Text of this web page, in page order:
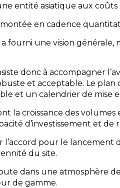
entité asiatique aux
en cadence
fourni une vision générale,
donc à accompagner
et acceptable. Le plan
et un calendrier de mise
la croissance des volumes
d’investissement et de
l’accord pour le
du site.
dans une atmosphère
de gamme.